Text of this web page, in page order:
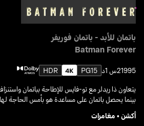
باتمان للأبد - باتمان فوريفر
Batman Forever
19952س 1د PG15
HDR
يتعاون ذا ريدلر مع تو-فايس للإطاحة بباتمان
بينما يحصل باتمان على مساعدة هو بأمس الحاجة
أكشن• مغامرات